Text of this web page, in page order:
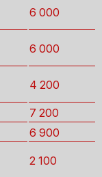
6 000
6 000
4 200
7 200
6 900
2 100